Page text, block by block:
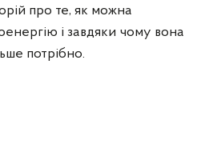
про те, як можна
і завдяки чому вона
потрібно.